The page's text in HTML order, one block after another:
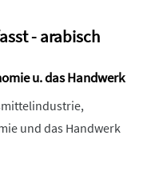
- arabisch
u. das Handwerk
und das Handwerk